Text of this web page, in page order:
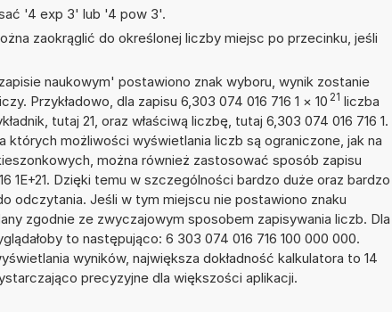
'4 exp 3' lub '4 pow 3'.
zaokrąglić do określonej liczby miejsc po przecinku, jeśli
naukowym' postawiono znak wyboru, wynik zostanie
Przykładowo, dla zapisu 6,303 074 016 716 1 × 10 21 liczba
tutaj 21, oraz właściwą liczbę, tutaj 6,303 074 016 716 1.
których możliwości wyświetlania liczb są ograniczone, jak na
można również zastosować sposób zapisu
1E+21. Dzięki temu w szczególności bardzo duże oraz bardzo
odczytania. Jeśli w tym miejscu nie postawiono znaku
zgodnie ze zwyczajowym sposobem zapisywania liczb. Dla
to następująco: 6 303 074 016 716 100 000 000.
wyników, największa dokładność kalkulatora to 14
precyzyjne dla większości aplikacji.